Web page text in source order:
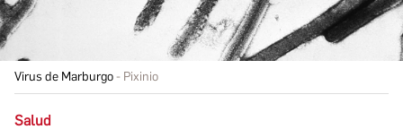
Virus de Marburgo Pixinio
Salud